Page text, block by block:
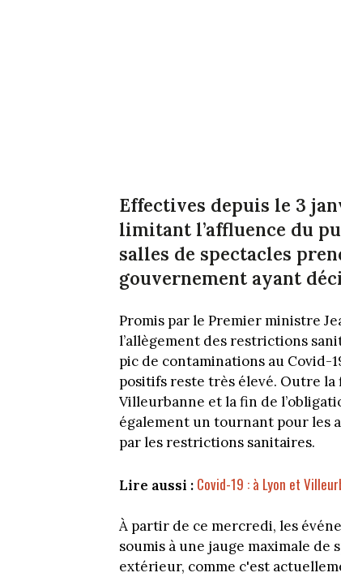
Effectives depuis le 3
limitant l’affluence du
salles de spectacles
gouvernement ayant
Promis par le Premier ministre
l’allègement des restrictions
pic de contaminations au Covid-
positifs reste très élevé. Outre
Villeurbanne et la fin de
également un tournant pour les
par les restrictions sanitaires.
Lire aussi : Covid-19 : à Lyon et
À partir de ce mercredi, les
soumis à une jauge maximale
extérieur, comme c'est